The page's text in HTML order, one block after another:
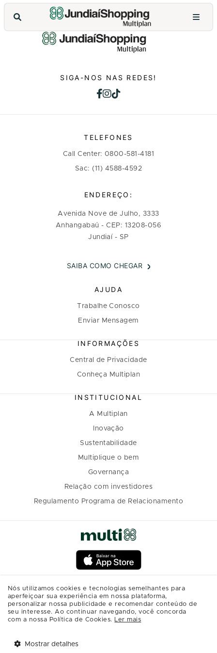
SIGA-NOS NAS REDES!
TELEFONES
Call Center: 0800-581-4181
Sac: (11) 4588-4592
ENDEREÇO:
Avenida Nove de Julho, 3333
Anhangabaú - CEP: 13208-056
Jundiaí - SP
SAIBA COMO CHEGAR
AJUDA
Trabalhe Conosco
Enviar Mensagem
INFORMAÇÕES
Central de Privacidade
Conheça Multiplan
INSTITUCIONAL
A Multiplan
Inovação
Sustentabilidade
Multiplique o bem
Governança
Relação com investidores
Regulamento Programa de Relacionamento
Nós utilizamos cookies e tecnologias semelhantes para
aperfeiçoar sua experiência em nossa plataforma,
personalizar nossa publicidade e recomendar conteúdo de
seu interesse. Ao continuar navegando, você concorda
com a nossa Política de Cookies. Ler mais
Mostrar detalhes